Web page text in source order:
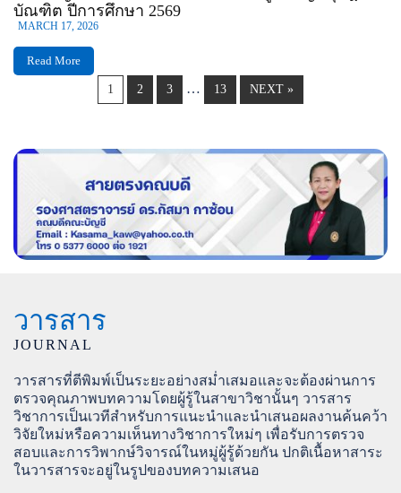
บัณฑิต ปีการศึกษา 2569
MARCH 17, 2026
Read More
1 2 3 … 13 NEXT »
วารสาร
JOURNAL
วารสารที่ตีพิมพ์เป็นระยะอย่างสม่ำเสมอและจะต้องผ่านการ
ตรวจคุณภาพบทความโดยผู้รู้ในสาขาวิชานั้นๆ วารสาร
วิชาการเป็นเวทีสำหรับการแนะนำและนำเสนอผลงานค้นคว้า
วิจัยใหม่หรือความเห็นทางวิชาการใหม่ๆ เพื่อรับการตรวจ
สอบและการวิพากษ์วิจารณ์ในหมู่ผู้รู้ด้วยกัน ปกติเนื้อหาสาระ
ในวารสารจะอยู่ในรูปของบทความเสนอ